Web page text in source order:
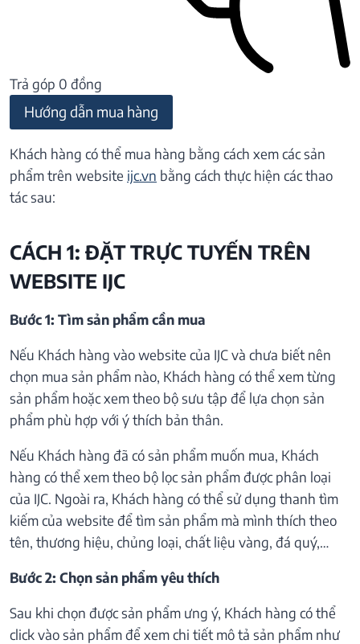
Trả góp 0 đồng
Hướng dẫn mua hàng
Khách hàng có thể mua hàng bằng cách xem các sản
phẩm trên website ijc.vn bằng cách thực hiện các thao
tác sau:
CÁCH 1: ĐẶT TRỰC TUYẾN TRÊN
WEBSITE IJC
Bước 1: Tìm sản phẩm cần mua
Nếu Khách hàng vào website của IJC và chưa biết nên
chọn mua sản phẩm nào, Khách hàng có thể xem từng
sản phẩm hoặc xem theo bộ sưu tập để lựa chọn sản
phẩm phù hợp với ý thích bản thân.
Nếu Khách hàng đã có sản phẩm muốn mua, Khách
hàng có thể xem theo bộ lọc sản phẩm được phân loại
của IJC. Ngoài ra, Khách hàng có thể sử dụng thanh tìm
kiếm của website để tìm sản phẩm mà mình thích theo
tên, thương hiệu, chủng loại, chất liệu vàng, đá quý,…
Bước 2: Chọn sản phẩm yêu thích
Sau khi chọn được sản phẩm ưng ý, Khách hàng có thể
click vào sản phẩm để xem chi tiết mô tả sản phẩm như